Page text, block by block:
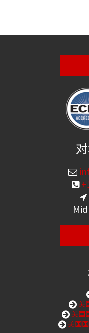
美
美国
美国